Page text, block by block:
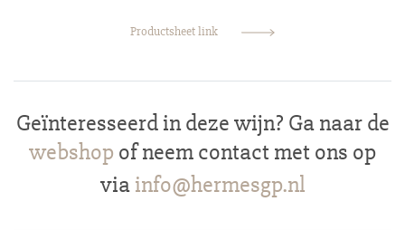
Productsheet link
Geïnteresseerd in deze wijn? Ga naar de
webshop of neem contact met ons op
viainfo@hermesgp.nl